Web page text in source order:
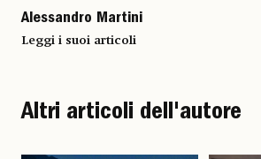
Alessandro Martini
Leggi i suoi articoli
Altri articoli dell'autore